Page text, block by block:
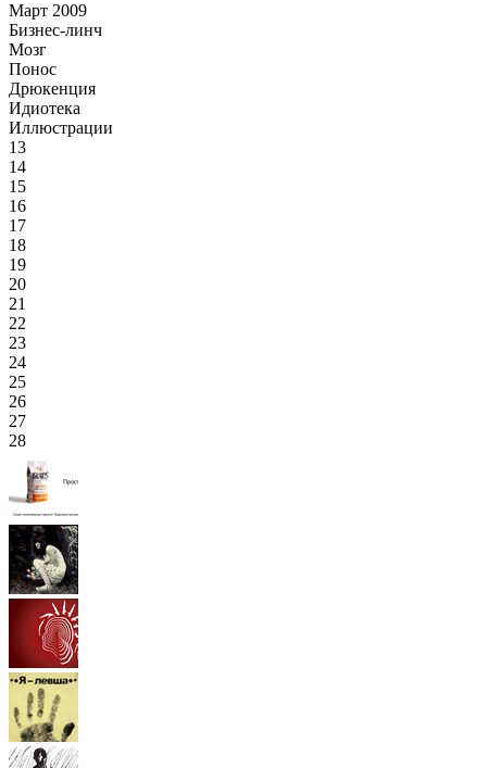
Март 2009
Бизнес-линч
Мозг
Понос
Дрюкенция
Идиотека
Иллюстрации
13
14
15
16
17
18
19
20
21
22
23
24
25
26
27
28